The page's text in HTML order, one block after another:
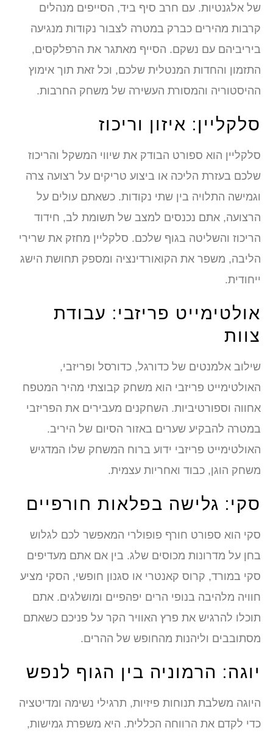
של אלגנטיות. עם חרב סיף ביד, הסייפים מנהלים
קרבות מהירים כברק במטרה לצבור נקודות מנגיעה
ביריביהם עם נשקם. הסייף מאתגר את הרפלקסים,
התזמון והחדות המנטלית שלכם, וכל זאת תוך אימוץ
ההיסטוריה והמסורת העשירה של משחק החרבות.
סלקליין: איזון וריכוז
סלקליין הוא ספורט הבודק את שיווי המשקל והריכוז
שלכם בעזרת הליכה או ביצוע טריקים על רצועה צרה
וגמישה התלויה בין שתי נקודות. כשאתם עולים על
הרצועה, אתם נכנסים למצב של תשומת לב, חידוד
הריכוז והשליטה בגוף שלכם. סלקליין מחזק את שרירי
הליבה, משפר את הקואורדינציה ומספק תחושת הישג
ייחודית.
אולטימייט פריזבי: עבודת
צוות
שילוב אלמנטים של כדורגל, כדורסל ופריזבי,
האולטימייט פריזבי הוא משחק קבוצתי מהיר המטפח
אחווה וספורטיביות. השחקנים מעבירים את הפריזבי
במטרה להבקיע שערים באזור הסיום של היריב.
האולטימייט פריזבי ידוע ברוח המשחק שלו המדגיש
משחק הוגן, כבוד ואחריות עצמית.
סקי: גלישה בפלאות חורפיים
סקי הוא ספורט חורף פופולרי המאפשר לכם לגלוש
בחן על מדרונות מכוסים שלג. בין אם אתם מעדיפים
סקי במורד, קרוס קאנטרי או סגנון חופשי, הסקי מציע
חוויה מלהיבה בנופי הרים יפהפיים ומושלגים. אתם
תוכלו להרגיש את פרץ האוויר הקר על פניכם כשאתם
מסתובבים וליהנות מהחופש של ההרים.
יוגה: הרמוניה בין הגוף לנפש
היוגה משלבת תנוחות פיזיות, תרגילי נשימה ומדיטציה
כדי לקדם את הרווחה הכללית. היא משפרת גמישות,